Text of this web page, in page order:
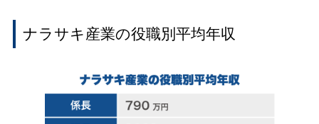
ナラサキ産業の役職別平均年収